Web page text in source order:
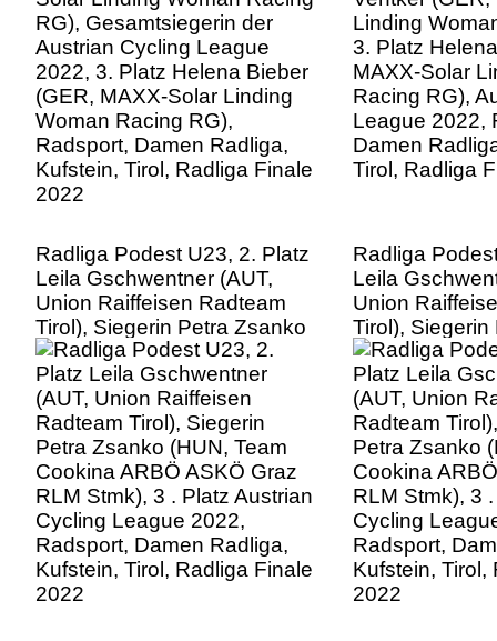
Woman Racing RG),
Radsport, Damen Radliga,
Kufstein, Tirol, Radliga Finale
2022
League 2022,
Damen
Tirol, Radliga
Radliga Podest U23, 2. Platz
Leila Gschwentner (AUT,
Union Raiffeisen Radteam
Tirol), Siegerin Petra Zsanko
(HUN, Team Cookina ARBÖ
ASKÖ Graz RLM Stmk), 3 .
Platz Austrian Cycling
League 2022, Radsport,
Damen Radliga, Kufstein,
Tirol, Radliga Finale 2022
Radliga
Leila
Union
Tirol),
(HUN, Team
ASKÖ Graz
Platz Austrian
League 2022,
Damen
Tirol, Radliga